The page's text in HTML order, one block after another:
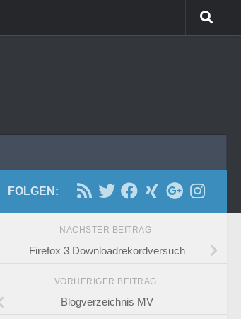
FOLGEN:
NÄCHSTER BEITRAG
Firefox 3 Downloadrekordversuch
VORHERIGER BEITRAG
Blogverzeichnis MV